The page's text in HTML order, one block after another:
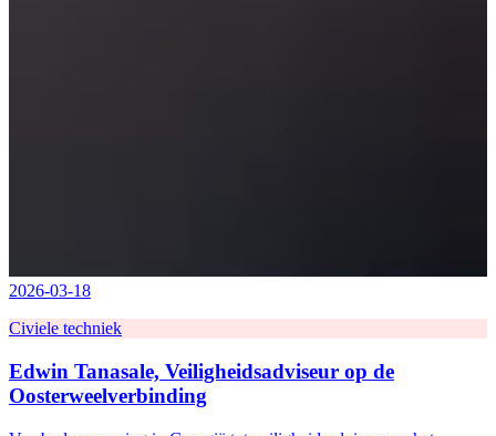
2026-03-18
Civiele techniek
Edwin Tanasale, Veiligheidsadviseur op de
Oosterweelverbinding